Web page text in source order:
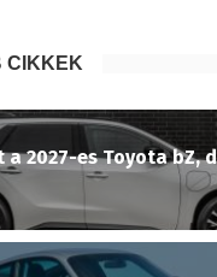
CIKKEK
2027-es Toyota bZ,